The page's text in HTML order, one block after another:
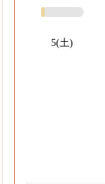
5(土)